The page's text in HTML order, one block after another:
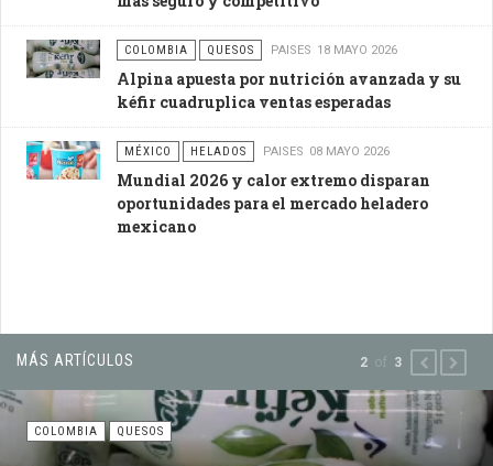
COLOMBIA QUESOS PAISES 18 MAYO 2026
Alpina apuesta por nutrición avanzada y su
kéfir cuadruplica ventas esperadas
MÉXICO HELADOS PAISES 08 MAYO 2026
Mundial 2026 y calor extremo disparan
oportunidades para el mercado heladero
mexicano
MÁS ARTÍCULOS
COLOMBIA QUESOS
2 of 3 PREVIOUS